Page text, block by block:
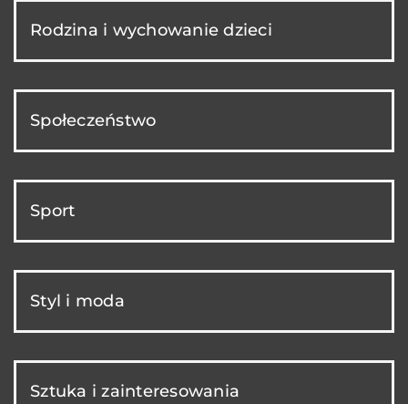
Rodzina i wychowanie dzieci
Społeczeństwo
Sport
Styl i moda
Sztuka i zainteresowania